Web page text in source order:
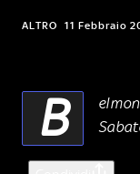
ALTRO 11 Febbraio
B